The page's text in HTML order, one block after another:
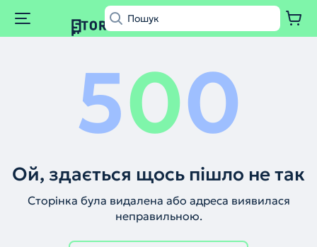
500
Ой, здається щось пішло не так
Сторінка була видалена або адреса виявилася
неправильною.